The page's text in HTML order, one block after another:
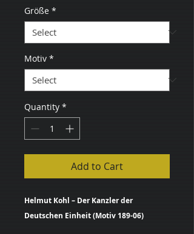
Größe *
Motiv *
Quantity *
Add to Cart
Helmut Kohl – Der Kanzler der
Deutschen Einheit (Motiv 189-06)